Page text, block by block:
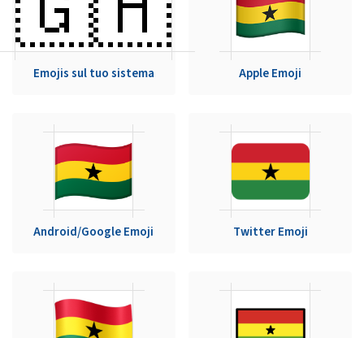
Emojis sul tuo sistema Apple Emoji
Android/Google Emoji Twitter Emoji